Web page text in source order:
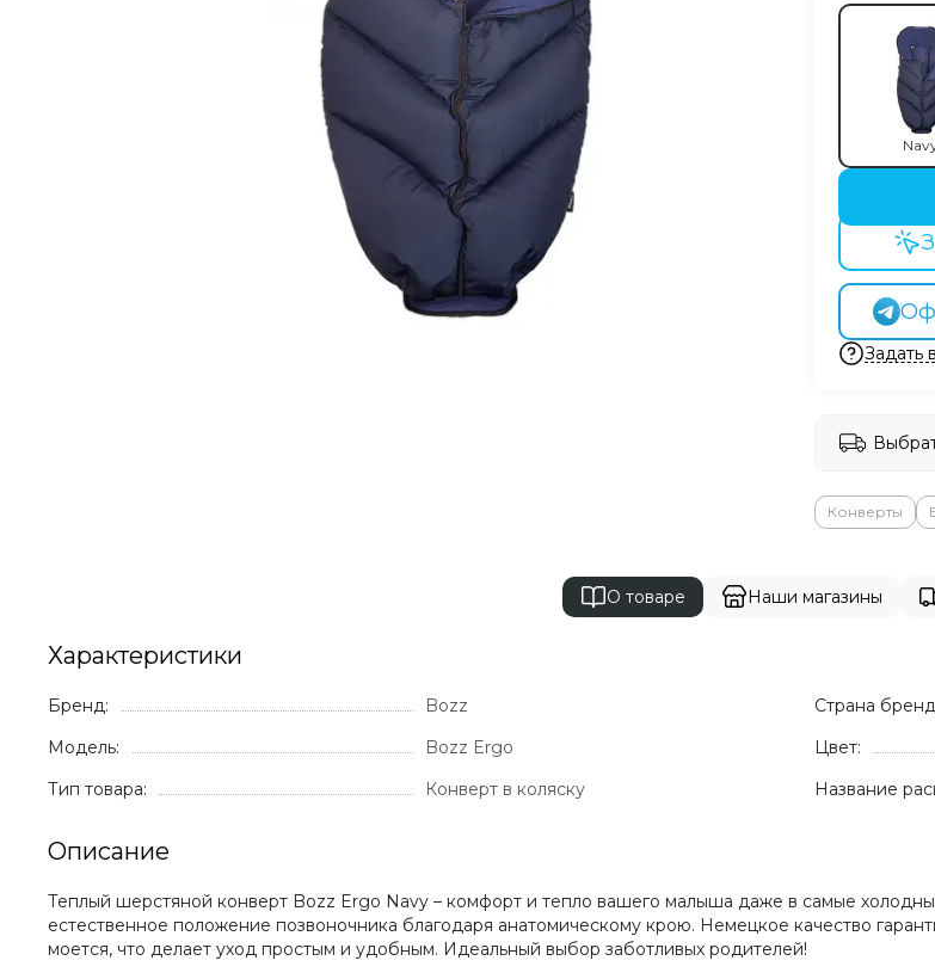
Задать
Конверты
О товаре Наши магазины
Характеристики
Бренд:
Bozz
Модель:
Bozz Ergo
Тип товара:
Конверт в коляску
Страна
Цвет:
Название
Описание
Теплый шерстяной конверт Bozz Ergo Navy – комфорт и тепло вашего малыша даже в самые
естественное положение позвоночника благодаря анатомическому крою. Немецкое качество
моется, что делает уход простым и удобным. Идеальный выбор заботливых родителей!